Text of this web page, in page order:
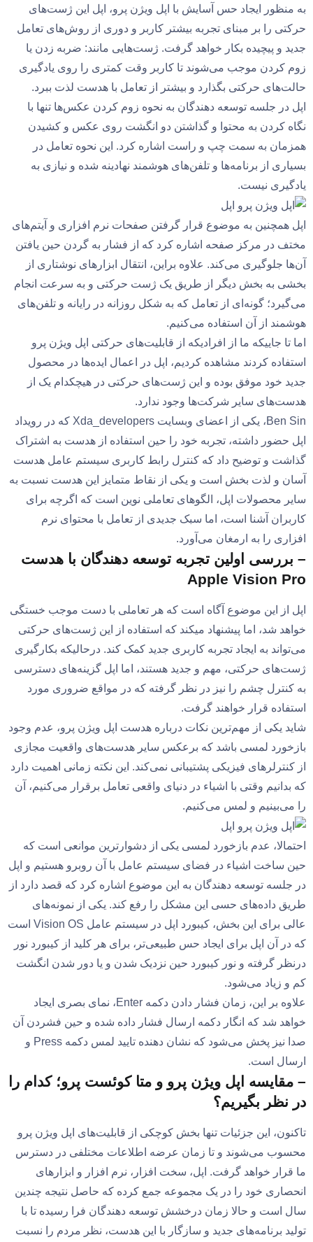
به منظور ایجاد حس آسایش با اپل ویژن پرو، اپل این ژست‌های
حرکتی را بر مبنای تجربه بیشتر کاربر و دوری از روش‌های تعامل
جدید و پیچیده بکار خواهد گرفت. ژست‌هایی مانند: ضربه زدن یا
زوم کردن موجب می‌شوند تا کاربر وقت کمتری را روی یادگیری
حالت‌های حرکتی بگذارد و بیشتر از تعامل با هدست لذت ببرد.
اپل در جلسه توسعه دهندگان به نحوه زوم کردن عکس‌ها تنها با
نگاه کردن به محتوا و گذاشتن دو انگشت روی عکس و کشیدن
همزمان به سمت چپ و راست اشاره کرد. این نحوه تعامل در
بسیاری از برنامه‌ها و تلفن‌های هوشمند نهادینه شده و نیازی به
یادگیری نیست.
اپل همچنین به موضوع قرار گرفتن صفحات نرم افزاری و آیتم‌های
مختف در مرکز صفحه اشاره کرد که از فشار به گردن حین یافتن
آن‌ها جلوگیری می‌کند. علاوه براین، انتقال ابزارهای نوشتاری از
بخشی به بخش دیگر از طریق یک ژست حرکتی و به سرعت انجام
می‌گیرد؛ گونه‌ای از تعامل که به شکل روزانه در رایانه و تلفن‌های
هوشمند از آن استفاده می‌کنیم.
اما تا جاییکه ما از افرادیکه از قابلیت‌های حرکتی اپل ویژن پرو
استفاده کردند مشاهده کردیم، اپل در اعمال ایده‌ها در محصول
جدید خود موفق بوده و این ژست‌های حرکتی در هیچکدام یک از
هدست‌های سایر شرکت‌ها وجود ندارد.
Ben Sin، یکی از اعضای وبسایت Xda_developers که در رویداد
اپل حضور داشته، تجربه خود را حین استفاده از هدست به اشتراک
گذاشت و توضیح داد که کنترل رابط کاربری سیستم عامل هدست
آسان و لذت بخش است و یکی از نقاط متمایز این هدست نسبت به
سایر محصولات اپل، الگوهای تعاملی نوین است که اگرچه برای
کاربران آشنا است، اما سبک جدیدی از تعامل با محتوای نرم
افزاری را به ارمغان می‌آورد.
– بررسی اولین تجربه توسعه دهندگان با هدست
Apple Vision Pro
اپل از این موضوع آگاه است که هر تعاملی با دست موجب خستگی
خواهد شد، اما پیشنهاد میکند که استفاده از این ژست‌های حرکتی
می‌تواند به ایجاد تجربه کاربری جدید کمک کند. درحالیکه بکارگیری
ژست‌های حرکتی، مهم و جدید هستند، اما اپل گزینه‌های دسترسی
به کنترل چشم را نیز در نظر گرفته که در مواقع ضروری مورد
استفاده قرار خواهند گرفت.
شاید یکی از مهم‌ترین نکات درباره هدست اپل ویژن پرو، عدم وجود
بازخورد لمسی باشد که برعکس سایر هدست‌های واقعیت مجازی
از کنترلرهای فیزیکی پشتیبانی نمی‌کند. این نکته زمانی اهمیت دارد
که بدانیم وقتی با اشیاء در دنیای واقعی تعامل برقرار می‌کنیم، آن
را می‌بینیم و لمس می‌کنیم.
احتمالا، عدم بازخورد لمسی یکی از دشوارترین موانعی است که
حین ساخت اشیاء در فضای سیستم عامل با آن روبرو هستیم و اپل
در جلسه توسعه دهندگان به این موضوع اشاره کرد که قصد دارد از
طریق داده‌های حسی این مشکل را رفع کند. یکی از نمونه‌های
عالی برای این بخش، کیبورد اپل در سیستم عامل Vision OS است
که در آن اپل برای ایجاد حس طبیعی‌تر، برای هر کلید از کیبورد نور
درنظر گرفته و نور کیبورد حین نزدیک شدن و یا دور شدن انگشت
کم و زیاد می‌شود.
علاوه بر این، زمان فشار دادن دکمه Enter، نمای بصری ایجاد
خواهد شد که انگار دکمه ارسال فشار داده شده و حین فشردن آن
صدا نیز پخش می‌شود که نشان دهنده تایید لمس دکمه Press و
ارسال است.
– مقایسه اپل ویژن پرو و متا کوئست پرو؛ کدام را
در نظر بگیریم؟
تاکنون، این جزئیات تنها بخش کوچکی از قابلیت‌های اپل ویژن پرو
محسوب می‌شوند و تا زمان عرضه اطلاعات مختلفی در دسترس
ما قرار خواهد گرفت. اپل، سخت افزار، نرم افزار و ابزارهای
انحصاری خود را در یک مجموعه جمع کرده که حاصل نتیجه چندین
سال است و حالا زمان درخشش توسعه دهندگان فرا رسیده تا با
تولید برنامه‌های جدید و سازگار با این هدست، نظر مردم را نسبت